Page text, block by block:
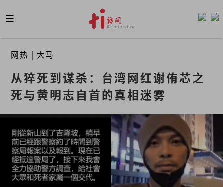
to
content
网热 | 大马
从猝死到谋杀：台湾网红谢侑芯之
死与黄明志自首的真相迷雾